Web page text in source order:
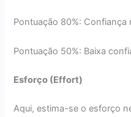
Pontuação 80%: Confiança
Pontuação 50%: Baixa
Esforço (Effort)
Aqui, estima-se o esforço